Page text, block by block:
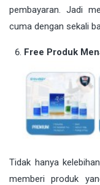
pembayaran. Jadi
cuma dengan sekali
Free Produk
Tidak hanya
memberi produk